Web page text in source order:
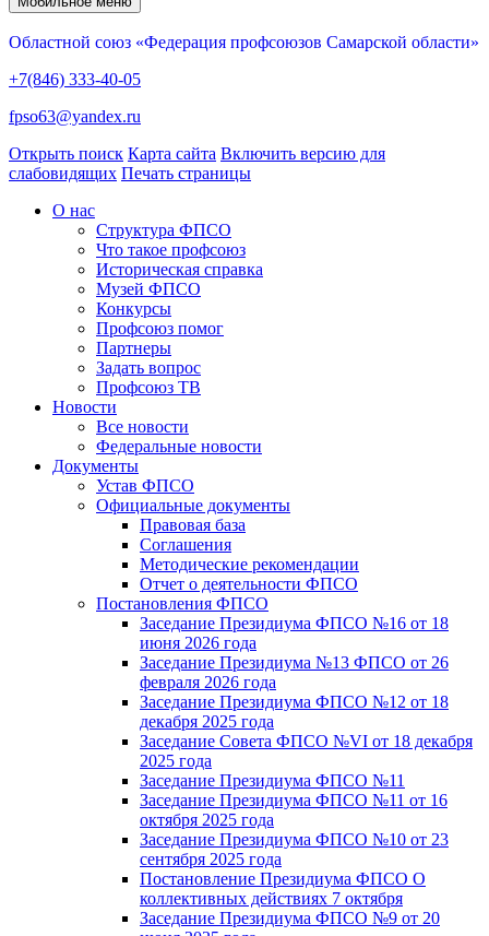
Областной союз «Федерация профсоюзов Самарской области»
+7(846) 333-40-05
fpso63@yandex.ru
Открыть поиск Карта сайта Включить версию для
слабовидящих Печать страницы
О нас
Структура ФПСО
Что такое профсоюз
Историческая справка
Музей ФПСО
Конкурсы
Профсоюз помог
Партнеры
Задать вопрос
Профсоюз ТВ
Новости
Все новости
Федеральные новости
Документы
Устав ФПСО
Официальные документы
Правовая база
Соглашения
Методические рекомендации
Отчет о деятельности ФПСО
Постановления ФПСО
Заседание Президиума ФПСО №16 от 18
июня 2026 года
Заседание Президиума №13 ФПСО от 26
февраля 2026 года
Заседание Президиума ФПСО №12 от 18
декабря 2025 года
Заседание Совета ФПСО №VI от 18 декабря
2025 года
Заседание Президиума ФПСО №11
Заседание Президиума ФПСО №11 от 16
октября 2025 года
Заседание Президиума ФПСО №10 от 23
сентября 2025 года
Постановление Президиума ФПСО О
коллективных действиях 7 октября
Заседание Президиума ФПСО №9 от 20